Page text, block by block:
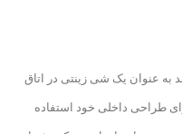
به عنوان یک شی زینتی در اتاق
طراحی داخلی خود استفاده‌